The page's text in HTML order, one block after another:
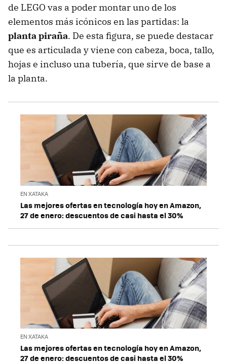
de LEGO vas a poder montar uno de los
elementos más icónicos en las partidas: la
planta piraña. De esta figura, se puede destacar
que es articulada y viene con cabeza, boca, tallo,
hojas e incluso una tubería, que sirve de base a
la planta.
EN XATAKA
Las mejores ofertas en tecnología hoy en Amazon,
27 de enero: descuentos de casi hasta el 30%
EN XATAKA
Las mejores ofertas en tecnología hoy en Amazon,
27 de enero: descuentos de casi hasta el 30%